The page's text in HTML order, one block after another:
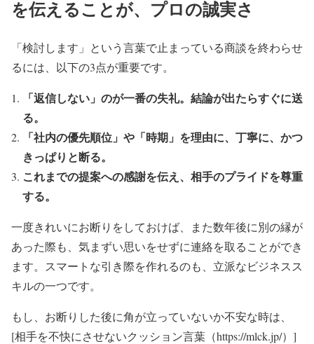
を伝えることが、プロの誠実さ
「検討します」という言葉で止まっている商談を終わらせ
るには、以下の3点が重要です。
「返信しない」のが一番の失礼。結論が出たらすぐに送
る。
「社内の優先順位」や「時期」を理由に、丁寧に、かつ
きっぱりと断る。
これまでの提案への感謝を伝え、相手のプライドを尊重
する。
一度きれいにお断りをしておけば、また数年後に別の縁が
あった際も、気まずい思いをせずに連絡を取ることができ
ます。スマートな引き際を作れるのも、立派なビジネスス
キルの一つです。
もし、お断りした後に角が立っていないか不安な時は、
[相手を不快にさせないクッション言葉（https://mlck.jp/）]